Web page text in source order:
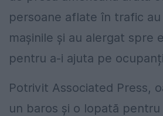
persoane aflate în trafic
mașinile și au alergat spre
pentru a-i ajuta pe
Potrivit Associated Press,
un baros și o lopată pentru